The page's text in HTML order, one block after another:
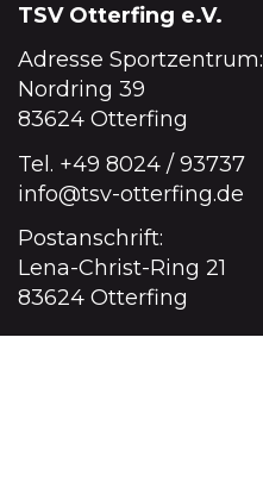
TSV Otterfing e.V.
Adresse Sportzentrum:
Nordring 39
83624 Otterfing
Tel. +49 8024 / 93737
info@tsv-otterfing.de
Postanschrift:
Lena-Christ-Ring 21
83624 Otterfing